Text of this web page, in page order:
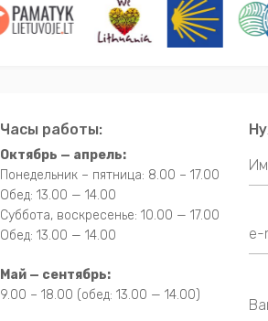
Часы работы:
Октябрь — апрель:
Понедельник – пятница: 8.00 – 17.00
Обед: 13.00 — 14.00
Суббота, воскресенье: 10.00 — 17.00
Обед: 13.00 — 14.00
Май — сентябрь:
9.00 – 18.00 (обед: 13.00 — 14.00)